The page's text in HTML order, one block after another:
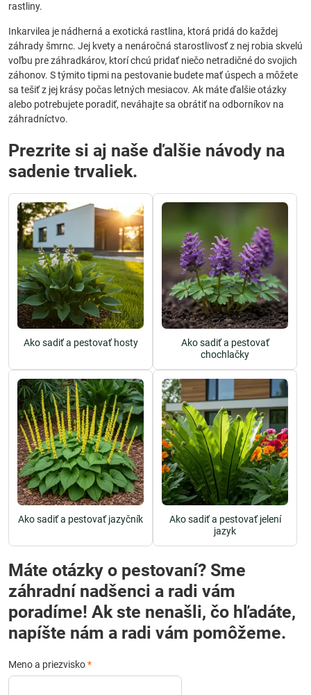
rastliny.
Inkarvilea je nádherná a exotická rastlina, ktorá pridá do každej
záhrady šmrnc. Jej kvety a nenáročná starostlivosť z nej robia skvelú
voľbu pre záhradkárov, ktorí chcú pridať niečo netradičné do svojich
záhonov. S týmito tipmi na pestovanie budete mať úspech a môžete
sa tešiť z jej krásy počas letných mesiacov. Ak máte ďalšie otázky
alebo potrebujete poradiť, neváhajte sa obrátiť na odborníkov na
záhradníctvo.
Prezrite si aj naše ďalšie návody na
sadenie trvaliek.
Ako sadiť a pestovať hosty
Ako sadiť a pestovať
chochlačky
Ako sadiť a pestovať jazyčník
Ako sadiť a pestovať jelení
jazyk
Máte otázky o pestovaní? Sme
záhradní nadšenci a radi vám
poradíme! Ak ste nenašli, čo hľadáte,
napíšte nám a radi vám pomôžeme.
Meno a priezvisko*